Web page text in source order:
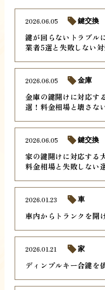
鍵が回らないトラブル
業者5選と失敗しない
2026.06.05 鍵交換
金庫の鍵開けに対応す
選！料金相場と壊さな
2026.06.05 金庫
家の鍵開けに対応する
料金相場と失敗しない
2026.06.05 鍵交換
車内からトランクを開
2026.01.23 車
ディンプルキー合鍵を
2026.01.21 家